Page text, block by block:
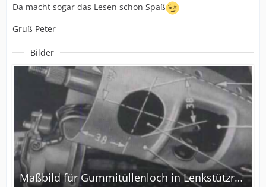
Da macht sogar das Lesen schon Spaß
Gruß Peter
Bilder
Maßbild für Gummitüllenloch in Lenkstützrohrverkleidung.png